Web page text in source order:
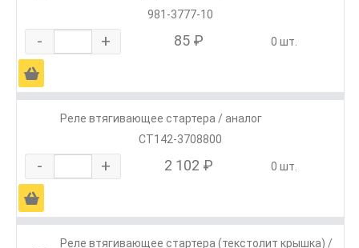
981-3777-10
- + 85 ₽ 0 шт.
Ä
Реле втягивающее стартера / аналог
СТ142-3708800
- + 2 102 ₽ 0 шт.
Ä
Реле втягивающее стартера (текстолит крышка) /